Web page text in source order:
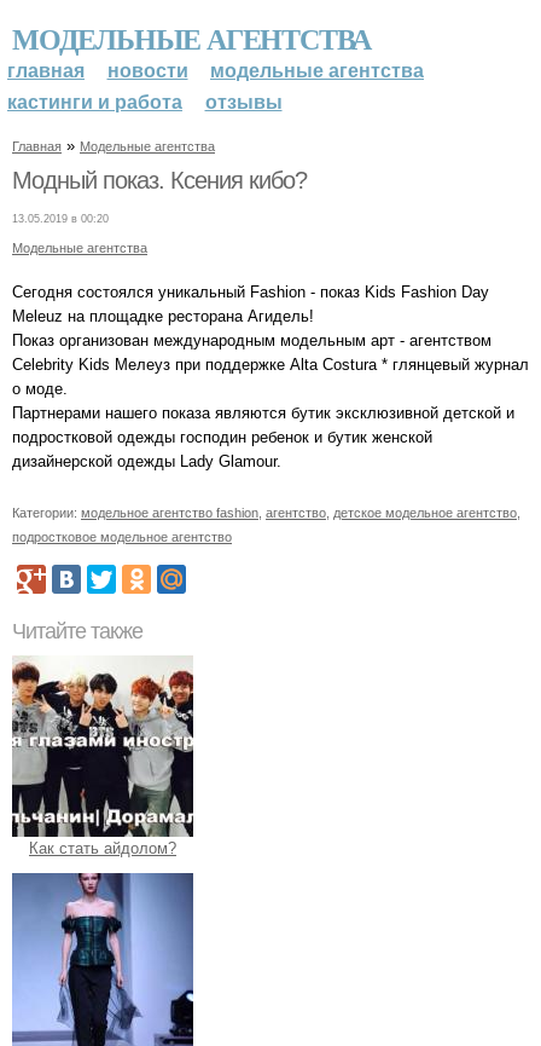
МОДЕЛЬНЫЕ АГЕНТСТВА
главная новости
модельные агентства
кастинги и работа
отзывы
Главная » Модельные агентства
Модный показ. Ксения кибо?
13.05.2019 в 00:20
Модельные агентства
Сегодня состоялся уникальный Fashion - показ Kids Fashion Day
Meleuz на площадке ресторана Агидель!
Показ организован международным модельным арт - агентством
Celebrity Kids Мелеуз при поддержке Alta Costura * глянцевый журнал
о моде.
Партнерами нашего показа являются бутик эксклюзивной детской и
подростковой одежды господин ребенок и бутик женской
дизайнерской одежды Lady Glamour.
Категории: модельное агентство fashion агентство детское модельное агентство
подростковое модельное агентство
Читайте также
Как стать айдолом?